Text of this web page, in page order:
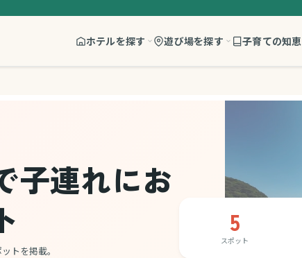
ホテルを探す 遊び場を探す 子育ての知恵
子連れにお
トを掲載。
5
スポット